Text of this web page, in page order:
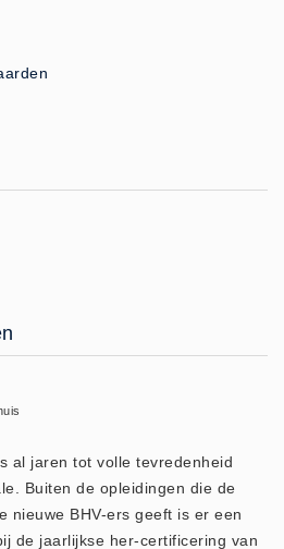
al jaren tot volle tevredenheid
Buiten de opleidingen die de
nieuwe BHV-ers geeft is er een
de jaarlijkse her-certificering van